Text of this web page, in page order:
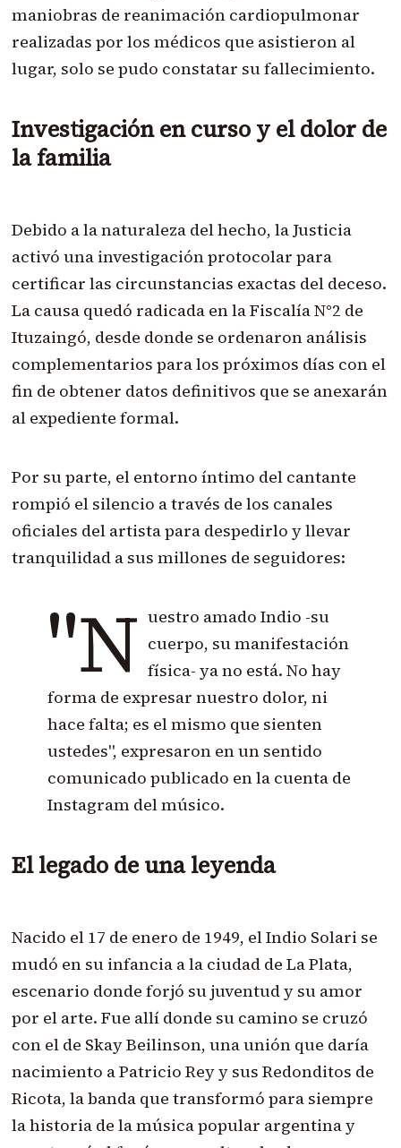
maniobras de reanimación cardiopulmonar
realizadas por los médicos que asistieron al
lugar, solo se pudo constatar su fallecimiento.
Investigación en curso y el dolor de
la familia
Debido a la naturaleza del hecho, la Justicia
activó una investigación protocolar para
certificar las circunstancias exactas del deceso.
La causa quedó radicada en la Fiscalía N°2 de
Ituzaingó, desde donde se ordenaron análisis
complementarios para los próximos días con el
fin de obtener datos definitivos que se anexarán
al expediente formal.
Por su parte, el entorno íntimo del cantante
rompió el silencio a través de los canales
oficiales del artista para despedirlo y llevar
tranquilidad a sus millones de seguidores:
"N uestro amado Indio -su
cuerpo, su manifestación
física- ya no está. No hay
forma de expresar nuestro dolor, ni
hace falta; es el mismo que sienten
ustedes", expresaron en un sentido
comunicado publicado en la cuenta de
Instagram del músico.
El legado de una leyenda
Nacido el 17 de enero de 1949, el Indio Solari se
mudó en su infancia a la ciudad de La Plata,
escenario donde forjó su juventud y su amor
por el arte. Fue allí donde su camino se cruzó
con el de Skay Beilinson, una unión que daría
nacimiento a Patricio Rey y sus Redonditos de
Ricota, la banda que transformó para siempre
la historia de la música popular argentina y